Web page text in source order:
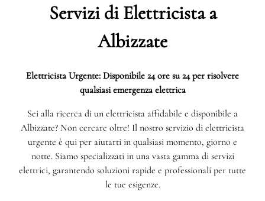
Servizi di Elettricista a
Albizzate
Elettricista Urgente: Disponibile 24 ore su 24 per risolvere
qualsiasi emergenza elettrica
Sei alla ricerca di un elettricista affidabile e disponibile a
Albizzate? Non cercare oltre! Il nostro servizio di elettricista
urgente è qui per aiutarti in qualsiasi momento, giorno e
notte. Siamo specializzati in una vasta gamma di servizi
elettrici, garantendo soluzioni rapide e professionali per tutte
le tue esigenze.